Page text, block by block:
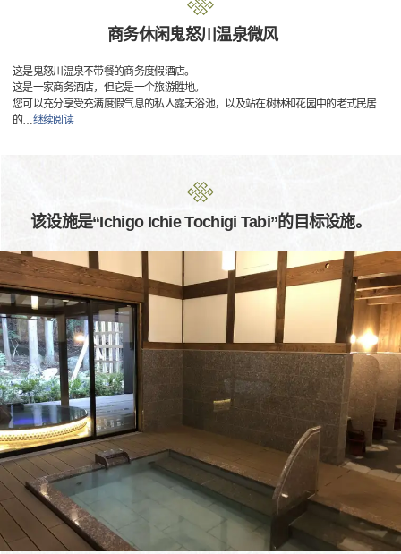
商务休闲鬼怒川温泉微风
这是鬼怒川温泉不带餐的商务度假酒店。
这是一家商务酒店，但它是一个旅游胜地。
您可以充分享受充满度假气息的私人露天浴池，以及站在树林和花园中的老式民居
的…继续阅读
该设施是“Ichigo Ichie Tochigi Tabi”的目标设施。